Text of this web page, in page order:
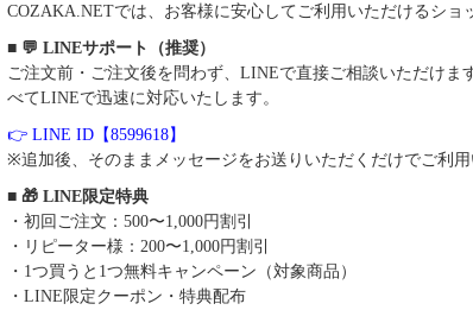
COZAKA.NETでは、お客様に安心してご利用いただけるショ
■ 💬 LINEサポート（推奨）
ご注文前・ご注文後を問わず、LINEで直接ご相談いただけ
べてLINEで迅速に対応いたします。
👉 LINE ID【8599618】
※追加後、そのままメッセージをお送りいただくだけでご利用
■ 🎁 LINE限定特典
・初回ご注文：500〜1,000円割引
・リピーター様：200〜1,000円割引
・1つ買うと1つ無料キャンペーン（対象商品）
・LINE限定クーポン・特典配布